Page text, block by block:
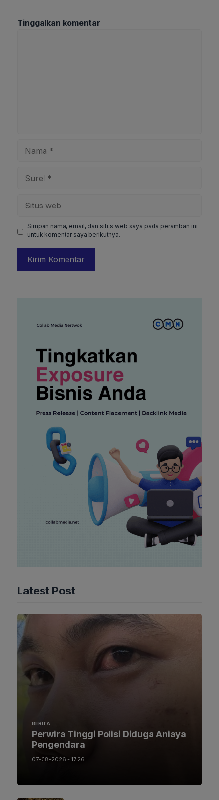
Tinggalkan komentar
web
Simpan nama, email, dan situs web saya pada peramban ini
untuk komentar saya berikutnya.
Latest Post
BERITA
Perwira Tinggi Polisi Diduga Aniaya
Pengendara
07-08-2026 - 17.26